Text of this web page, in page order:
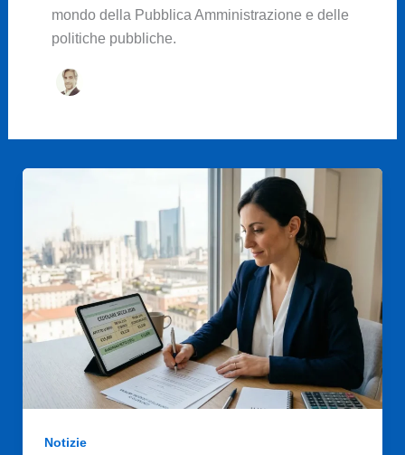
mondo della Pubblica Amministrazione e delle
politiche pubbliche.
Notizie